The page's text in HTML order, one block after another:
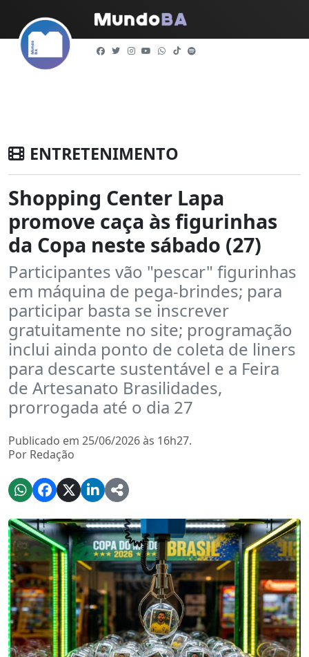
ENTRETENIMENTO
Shopping Center Lapa
promove caça às figurinhas
da Copa neste sábado (27)
Participantes vão "pescar" figurinhas
em máquina de pega-brindes; para
participar basta se inscrever
gratuitamente no site; programação
inclui ainda ponto de coleta de liners
para descarte sustentável e a Feira
de Artesanato Brasilidades,
prorrogada até o dia 27
Publicado em 25/06/2026 às 16h27.
Por Redação